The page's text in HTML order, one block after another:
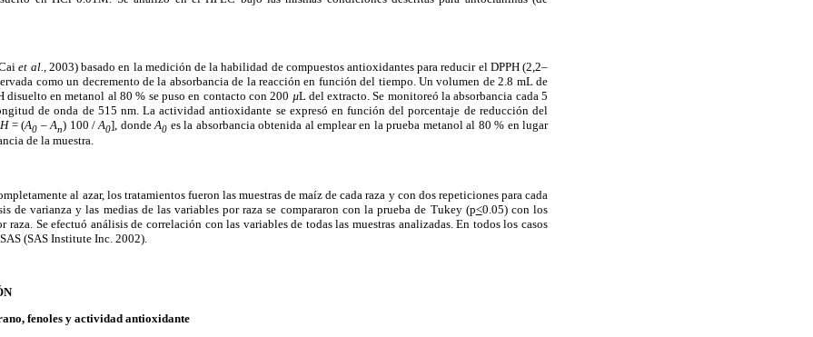
et al., 2003) basado en la medición de la habilidad de compuestos antioxidantes para reducir el DPPH (2,2–
como un decremento de la absorbancia de la reacción en función del tiempo. Un volumen de 2.8 mL de
disuelto en metanol al 80 % se puso en contacto con 200 µL del extracto. Se monitoreó la absorbancia cada 5
de onda de 515 nm. La actividad antioxidante se expresó en función del porcentaje de reducción del
= (A0 – An) 100 /A0], dondeA0 es la absorbancia obtenida al emplear en la prueba metanol al 80 % en lugar
de la muestra.
al azar, los tratamientos fueron las muestras de maíz de cada raza y con dos repeticiones para cada
de varianza y las medias de las variables por raza se compararon con la prueba de Tukey (p<0.05) con los
raza. Se efectuó análisis de correlación con las variables de todas las muestras analizadas. En todos los casos
(SAS Institute Inc. 2002).
fenoles y actividad antioxidante